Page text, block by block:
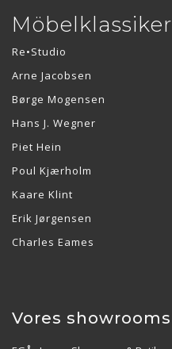
Möbelklassiker
Re•Studio
Arne Jacobsen
Børge Mogensen
Hans J. Wegner
Piet Hein
Poul Kjærholm
Kaare Klint
Erik Jørgensen
Charles Eames
Vores showrooms